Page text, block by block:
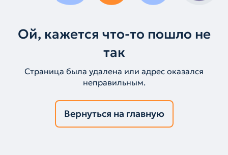
Ой, кажется что-то пошло не
так
Страница была удалена или адрес оказался
неправильным.
Вернуться на главную